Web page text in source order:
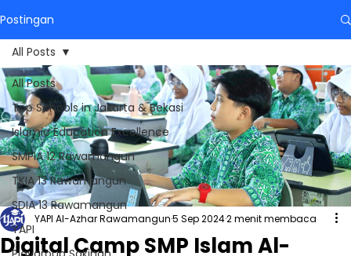
Postingan
All Posts
Top Schools in Jakarta & Bekasi
Islamic Education Excellence
SMPIA 12 Rawamangun
TKIA 13 Rawamangun
SDIA 13 Rawamangun
YAPI
All Posts
Digital Camp SMP Islam Al-
YAPI Al-Azhar Rawamangun5 Sep 20242 menit membaca